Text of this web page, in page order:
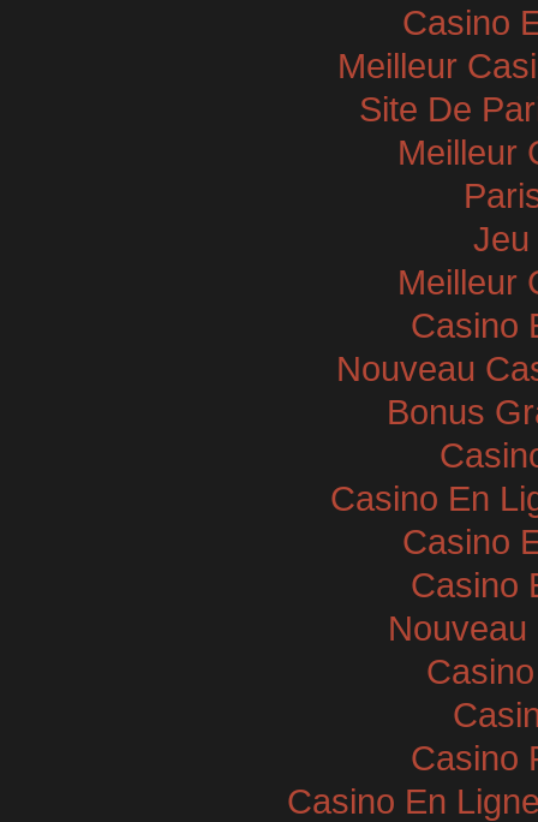
Casino
Meilleur
Site De
Meilleur
Jeu
Meilleur
Casino
Nouveau
Bonus
Casino En
Casino
Casino
Casino
Casino En